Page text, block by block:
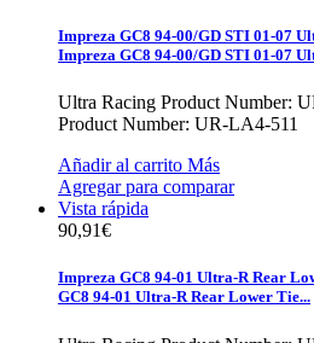
Impreza GC8 94-00/GD STI 01-07
Impreza GC8 94-00/GD STI 01-07
Ultra Racing Product Number:
Product Number: UR-LA4-511
Añadir al carrito Más
Agregar para comparar
Vista rápida
90,91€
Impreza GC8 94-01 Ultra-R Rear
GC8 94-01 Ultra-R Rear Lower Tie...